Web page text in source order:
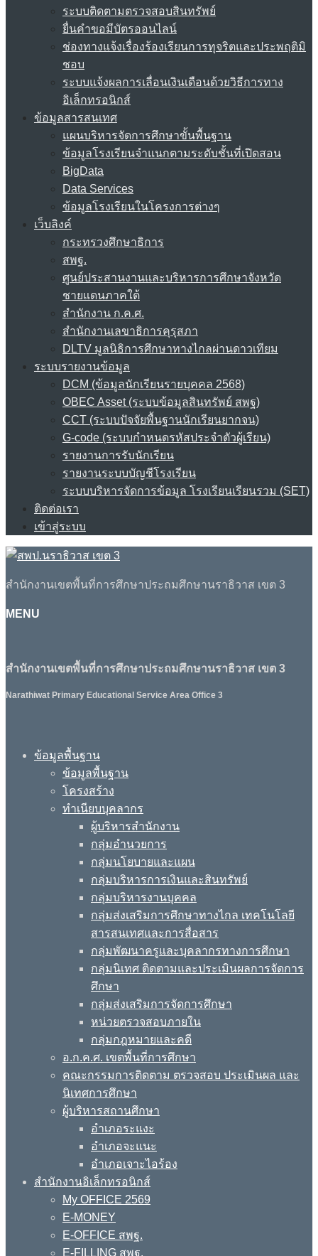
ระบบติดตามตรวจสอบสินทรัพย์
ยื่นคำขอมีบัตรออนไลน์
ช่องทางแจ้งเรื่องร้องเรียนการทุจริตและประพฤติมิ
ชอบ
ระบบแจ้งผลการเลื่อนเงินเดือนด้วยวิธีการทาง
อิเล็กทรอนิกส์
ข้อมูลสารสนเทศ
แผนบริหารจัดการศึกษาขั้นพื้นฐาน
ข้อมูลโรงเรียนจำแนกตามระดับชั้นที่เปิดสอน
BigData
Data Services
ข้อมูลโรงเรียนในโครงการต่างๆ
เว็บลิงค์
กระทรวงศึกษาธิการ
สพฐ.
ศูนย์ประสานงานและบริหารการศึกษาจังหวัด
ชายแดนภาคใต้
สำนักงาน ก.ค.ศ.
สำนักงานเลขาธิการคุรุสภา
DLTV มูลนิธิการศึกษาทางไกลผ่านดาวเทียม
ระบบรายงานข้อมูล
DCM (ข้อมูลนักเรียนรายบุคคล 2568)
OBEC Asset (ระบบข้อมูลสินทรัพย์ สพฐ)
CCT (ระบบปัจจัยพื้นฐานนักเรียนยากจน)
G-code (ระบบกำหนดรหัสประจำตัวผู้เรียน)
รายงานการรับนักเรียน
รายงานระบบบัญชีโรงเรียน
ระบบบริหารจัดการข้อมูล โรงเรียนเรียนรวม (SET)
ติดต่อเรา
เข้าสู่ระบบ
สำนักงานเขตพื้นที่การศึกษาประถมศึกษานราธิวาส เขต 3
MENU
สำนักงานเขตพื้นที่การศึกษาประถมศึกษานราธิวาส เขต 3
Narathiwat Primary Educational Service Area Office 3
ข้อมูลพื้นฐาน
ข้อมูลพื้นฐาน
โครงสร้าง
ทำเนียบบุคลากร
ผู้บริหารสำนักงาน
กลุ่มอำนวยการ
กลุ่มนโยบายและแผน
กลุ่มบริหารการเงินและสินทรัพย์
กลุ่มบริหารงานบุคคล
กลุ่มส่งเสริมการศึกษาทางไกล เทคโนโลยี
สารสนเทศและการสื่อสาร
กลุ่มพัฒนาครูและบุคลากรทางการศึกษา
กลุ่มนิเทศ ติดตามและประเมินผลการจัดการ
ศึกษา
กลุ่มส่งเสริมการจัดการศึกษา
หน่วยตรวจสอบภายใน
กลุ่มกฎหมายและคดี
อ.ก.ค.ศ. เขตพื้นที่การศึกษา
คณะกรรมการติดตาม ตรวจสอบ ประเมินผล และ
นิเทศการศึกษา
ผู้บริหารสถานศึกษา
อำเภอระแงะ
อำเภอจะแนะ
อำเภอเจาะไอร้อง
สำนักงานอิเล็กทรอนิกส์
My OFFICE 2569
E-MONEY
E-OFFICE สพฐ.
E-FILLING สพฐ.